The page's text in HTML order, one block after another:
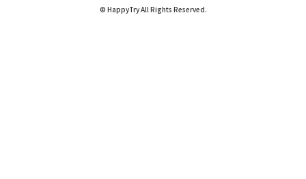
© HappyTry All Rights Reserved.